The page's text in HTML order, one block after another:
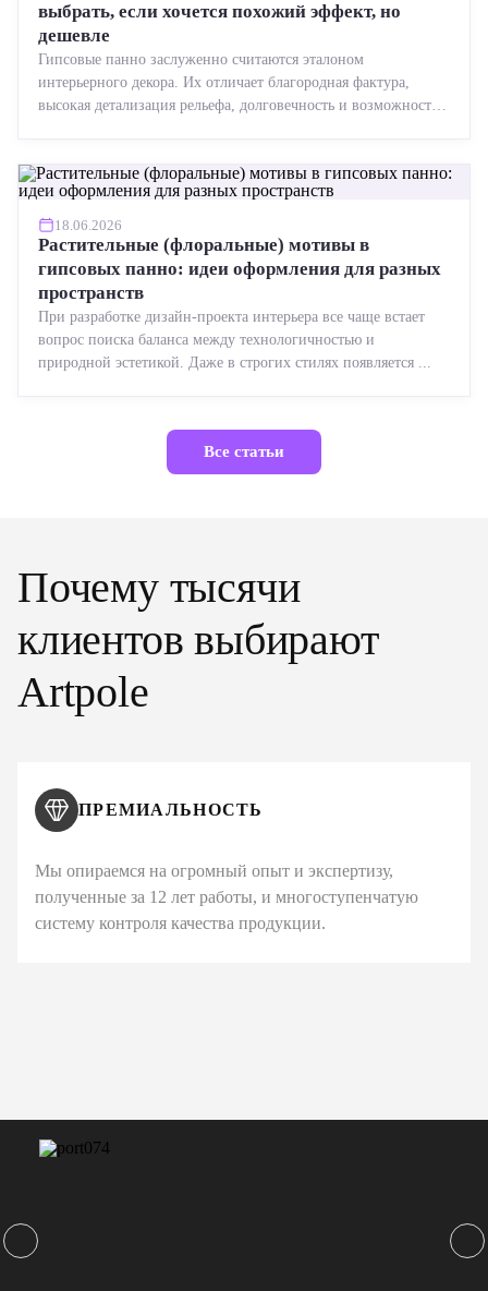
выбрать, если хочется похожий эффект, но
дешевле
Гипсовые панно заслуженно считаются эталоном
интерьерного декора. Их отличает благородная фактура,
высокая детализация рельефа, долговечность и возможность
18.06.2026
Растительные (флоральные) мотивы в
гипсовых панно: идеи оформления для разных
пространств
При разработке дизайн-проекта интерьера все чаще встает
вопрос поиска баланса между технологичностью и
природной эстетикой. Даже в строгих стилях появляется ...
Все статьи
Почему тысячи
клиентов выбирают
Artpole
ПРЕМИАЛЬНОСТЬ
Мы опираемся на огромный опыт и экспертизу,
полученные за 12 лет работы, и многоступенчатую
систему контроля качества продукции.